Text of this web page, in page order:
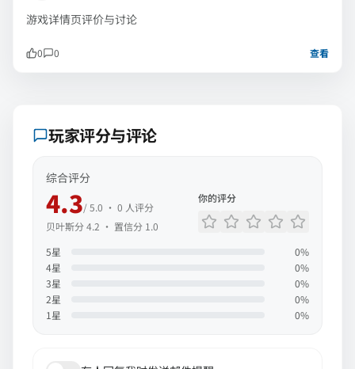
游戏详情页评价与讨论
0 0 查看
玩家评分与评论
综合评分
4.3/ 5.0 · 0 人评分
贝叶斯分4.2 · 置信分 1.0
你的评分
5星 0%
4星 0%
3星 0%
2星 0%
1 星 0%